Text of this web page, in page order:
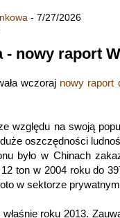
- 7/27/2026
- nowy raport
wczoraj nowy raport
względu na swoją
oszczędności
było w Chinach
ton w 2004 roku do
w sektorze
roku 2013.